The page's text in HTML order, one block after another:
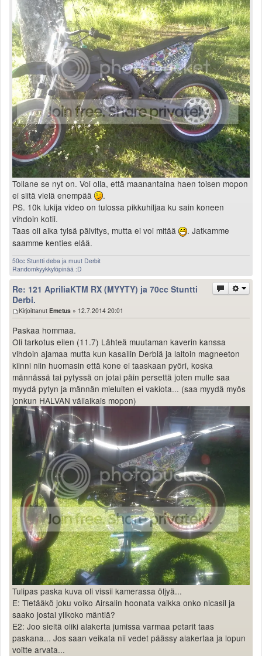
Tollane se nyt on. Voi olla, että maanantaina haen toisen mopon
ei siitä vielä enempää
.
PS. 10k lukija video on tulossa pikkuhiljaa ku sain koneen
vihdoin kotii.
Taas oli aika tylsä päivitys, mutta ei voi mitää
. Jatkamme
saamme kenties elää.
50cc Stuntti deba ja muut Derbit
Randomkyykkylöpinää :D
Re: 121 ApriliaKTM RX (MYYTY) ja 70cc Stuntti
Derbi.
Kirjoittanut Emetus » 12.7.2014 20:01
Paskaa hommaa.
Oli tarkotus eilen (11.7) Lähteä muutaman kaverin kanssa
vihdoin ajamaa mutta kun kasailin Derbiä ja laitoin magneeton
kiinni niin huomasin että kone ei taaskaan pyöri, koska
männässä tai pytyssä on jotai päin persettä joten mulle saa
myydä pytyn ja männän mieluiten ei vakiota... (saa myydä myös
jonkun HALVAN väliaikais mopon)
Tulipas paska kuva oli vissii kamerassa öljyä...
E: Tietääkö joku voiko Airsalin hoonata vaikka onko nicasil ja
saako jostai ylikoko mäntiä?
E2: Joo sieltä oliki alakerta jumissa varmaa petarit taas
paskana... Jos saan veikata nii vedet päässy alakertaa ja lopun
voitte arvata...